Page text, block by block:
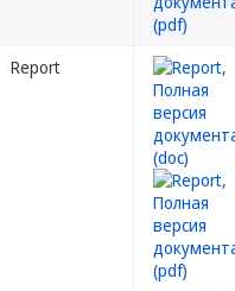
Report